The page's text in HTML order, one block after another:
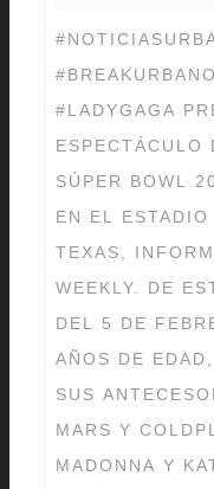
#LADYGAGA
ESPECTÁCULO
SÚPER BOWL
EN EL ESTADIO
TEXAS,
WEEKLY. DE
DEL 5 DE
AÑOS DE
SUS
MARS Y
MADONNA Y